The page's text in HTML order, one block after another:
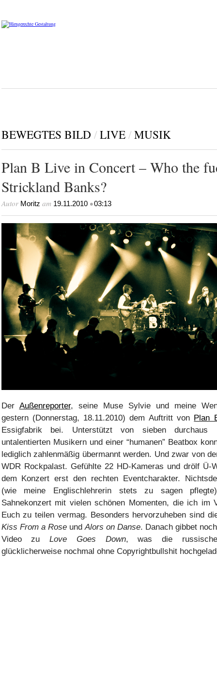
BEWEGTES BILD / LIVE / MUSIK
Plan B Live in Concert – Who the
Strickland Banks?
Autor Moritz am 19.11.2010•03:13
Der Außenreporter, seine Muse Sylvie und meine
gestern (Donnerstag, 18.11.2010) dem Auftritt von Plan
Essigfabrik bei. Unterstützt von sieben durchaus
untalentierten Musikern und einer “humanen” Beatbox
lediglich zahlenmäßig übermannt werden. Und zwar von
WDR Rockpalast. Gefühlte 22 HD-Kameras und drölf Ü-
dem Konzert erst den rechten Eventcharakter.
(wie meine Englischlehrerin stets zu sagen
Sahnekonzert mit vielen schönen Momenten, die ich im
Euch zu teilen vermag. Besonders hervorzuheben sind
Kiss From a RoseundAlors on Danse. Danach gibbet
Video zu Love Goes Down, was die russische
glücklicherweise nochmal ohne Copyrightbullshit